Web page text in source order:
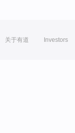
关于有道 Investors